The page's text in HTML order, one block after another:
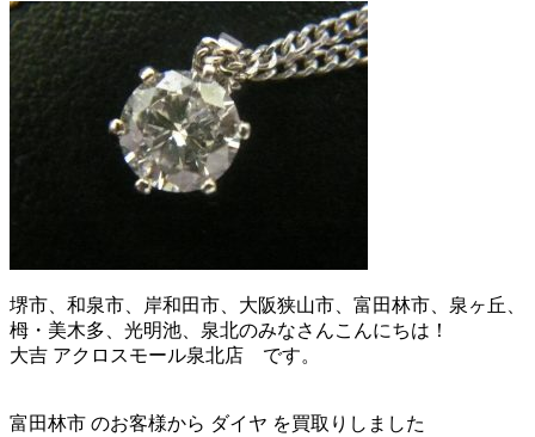
堺市、和泉市、岸和田市、大阪狭山市、富田林市、泉ヶ丘、
栂・美木多、光明池、泉北のみなさんこんにちは！
大吉 アクロスモール泉北店 です。
富田林市 のお客様から ダイヤ を買取りしました